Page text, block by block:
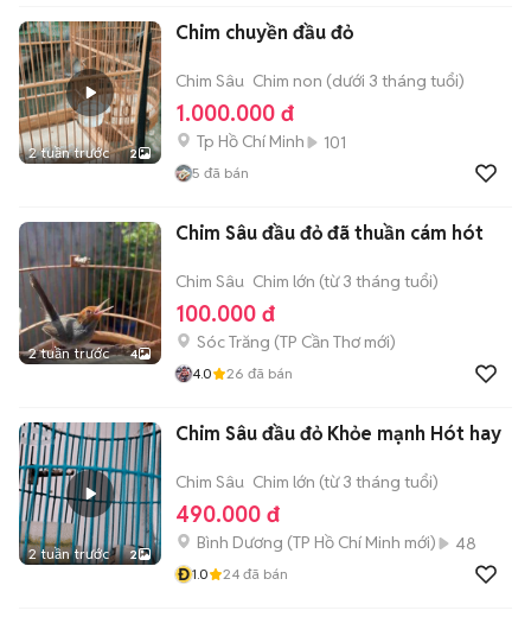
2 tuần trước 2
Chim chuyền đầu đỏ
Chim Sâu Chim non (dưới 3 tháng tuổi)
1.000.000 đ
Tp Hồ Chí Minh 101
5 đã bán
2 tuần trước 4
Chim Sâu đầu đỏ đã thuần cám hót
Chim Sâu Chim lớn (từ 3 tháng tuổi)
100.000 đ
Sóc Trăng (TP Cần Thơmới)
4.0 26 đã bán
2 tuần trước 2
Chim Sâu đầu đỏ Khỏe mạnh Hót hay
Chim Sâu Chim lớn (từ 3 tháng tuổi)
490.000 đ
Bình Dương (TP Hồ Chí Minh mới)
48
Đ1.0 24 đã bán